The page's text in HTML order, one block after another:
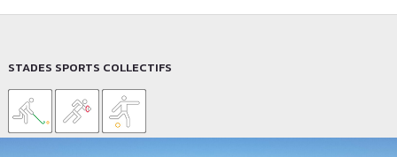
STADES SPORTS COLLECTIFS